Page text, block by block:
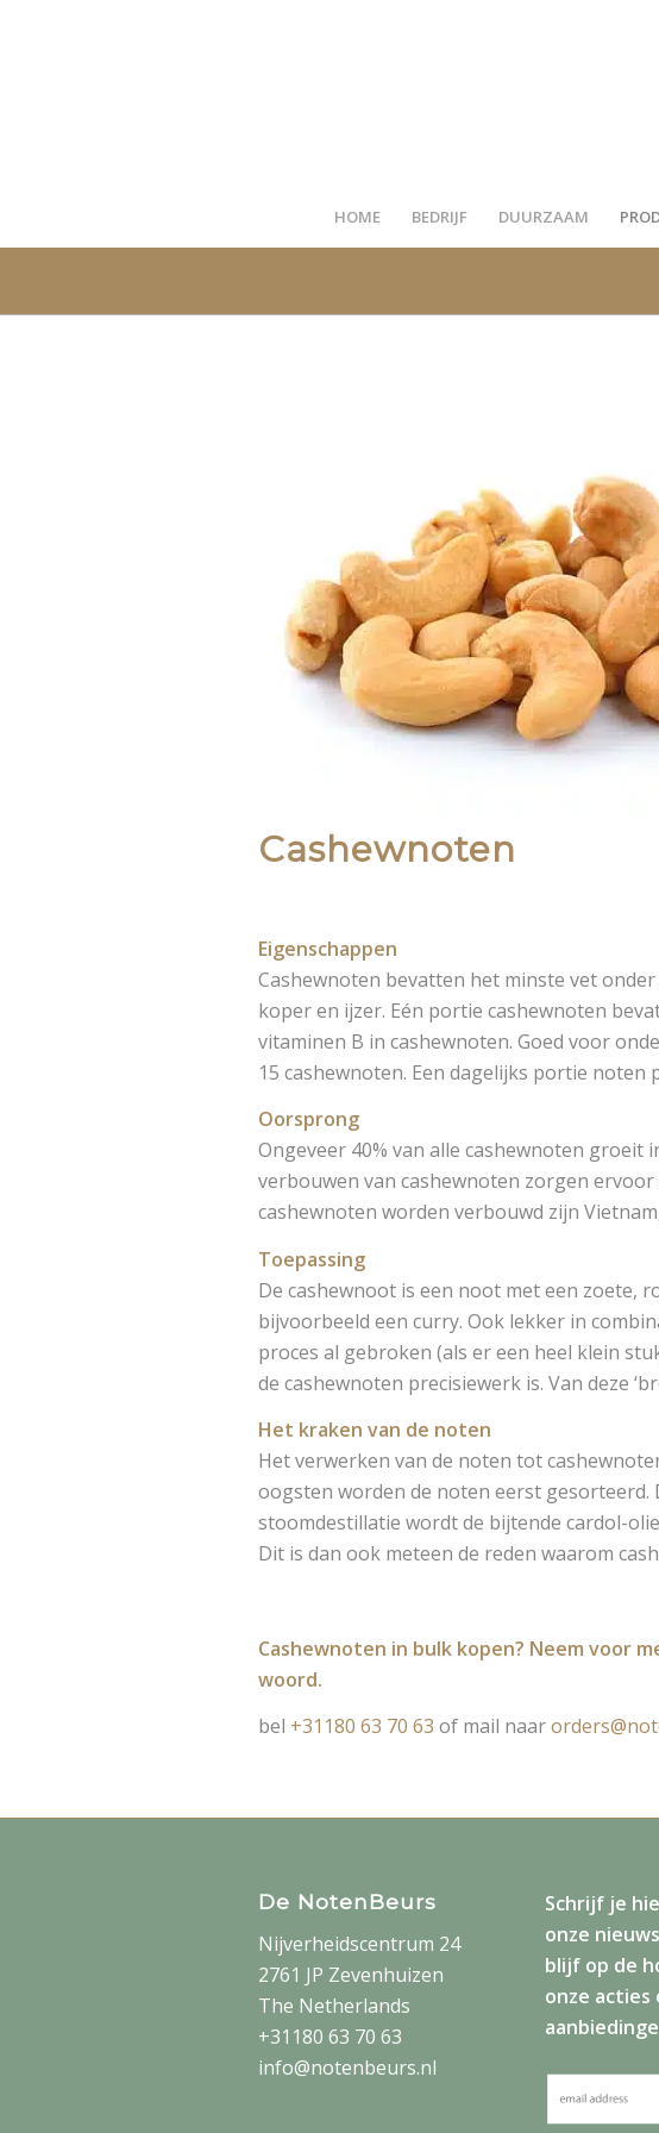
HOME BEDRIJF DUURZAAM
Cashewnoten
Eigenschappen
Cashewnoten bevatten het minste vet
koper en ijzer. Eén portie cashewnoten
vitaminen B in cashewnoten. Goed voor
15 cashewnoten. Een dagelijks portie noten
Oorsprong
Ongeveer 40% van alle cashewnoten
verbouwen van cashewnoten zorgen
cashewnoten worden verbouwd zijn
Toepassing
De cashewnoot is een noot met een zoete,
bijvoorbeeld een curry. Ook lekker in
proces al gebroken (als er een heel klein
de cashewnoten precisiewerk is. Van deze
Het kraken van de noten
Het verwerken van de noten tot
oogsten worden de noten eerst gesorteerd.
stoomdestillatie wordt de bijtende cardol-
Dit is dan ook meteen de reden waarom
Cashewnoten in bulk kopen? Neem voor
woord.
bel +31180 63 70 63 of mail naar
De NotenBeurs
Nijverheidscentrum 24
2761 JP Zevenhuizen
The Netherlands
+31180 63 70 63
info@notenbeurs.nl
Schrijf je
onze
blijf op de
onze acties